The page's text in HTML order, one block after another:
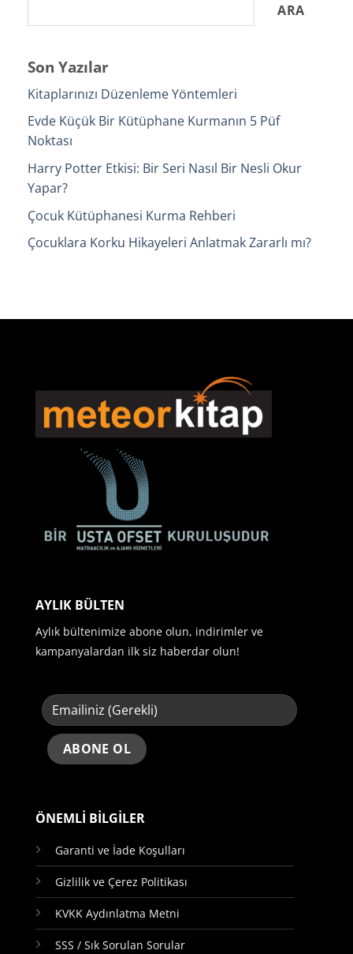
ARA
Son Yazılar
Kitaplarınızı Düzenleme Yöntemleri
Evde Küçük Bir Kütüphane Kurmanın 5 Püf
Noktası
Harry Potter Etkisi: Bir Seri Nasıl Bir Nesli Okur
Yapar?
Çocuk Kütüphanesi Kurma Rehberi
Çocuklara Korku Hikayeleri Anlatmak Zararlı mı?
ÖNEMLİ BİLGİLER
Garanti ve İade Koşulları
Gizlilik ve Çerez Politikası
KVKK Aydınlatma Metni
SSS / Sık Sorulan Sorular
AYLIK BÜLTEN
Aylık bültenimize abone olun, indirimler ve
kampanyalardan ilk siz haberdar olun!